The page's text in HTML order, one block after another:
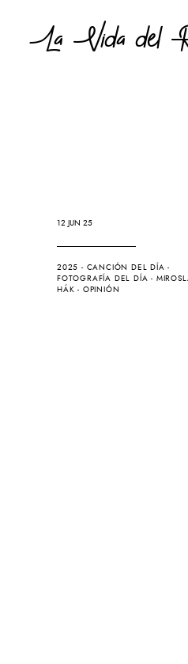
La Vida del
12 JUN 25
2025 - CANCIÓN DEL DÍA -
FOTOGRAFÍA DEL DÍA -
HÁK - OPINIÓN